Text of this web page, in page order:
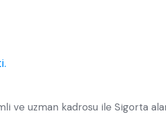
ve uzman kadrosu ile Sigorta